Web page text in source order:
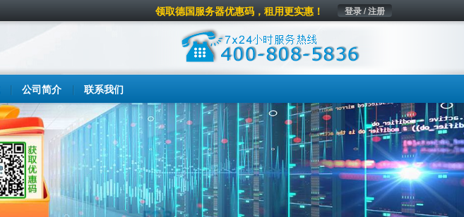
登录 / 注册
领取德国服务器优惠码，租用更实惠！
公司简介 联系我们